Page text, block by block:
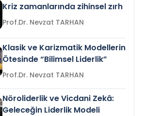
Kriz zamanlarında zihinsel zırh
Prof.Dr. Nevzat TARHAN
Klasik ve Karizmatik Modellerin
Ötesinde “Bilimsel Liderlik”
Prof.Dr. Nevzat TARHAN
Nöroliderlik ve Vicdani Zekâ:
Geleceğin Liderlik Modeli